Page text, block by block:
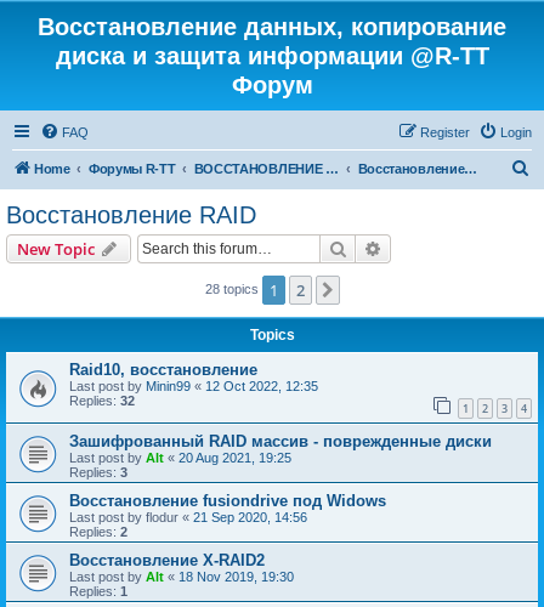
Восстановление данных, копирование
диска и защита информации @R-TT
Форум
FAQ Login
Register
Home Форумы R-TT ВОССТАНОВЛЕНИЕ ДАННЫХ И УДАЛЕННЫХ ФАЙЛОВ Восстановление RAID
Восстановление RAID
New Topic Search
28 topics 1 2
Topics
Raid10, восстановление
Last post by Minin99 « 12 Oct 2022, 12:35
Replies: 32 1 2 3 4
Зашифрованный RAID массив - поврежденные диски
Last post by Alt « 20 Aug 2021, 19:25
Replies: 3
Восстановление fusiondrive под Widows
Last post by flodur « 21 Sep 2020, 14:56
Replies: 2
Восстановление X-RAID2
Last post by Alt « 18 Nov 2019, 19:30
Replies: 1